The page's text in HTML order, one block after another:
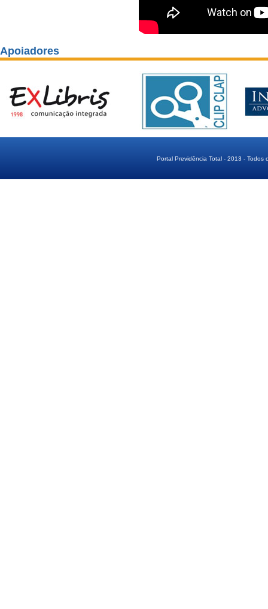
Apoiadores
Portal Previdência Total - 2013 - Todos